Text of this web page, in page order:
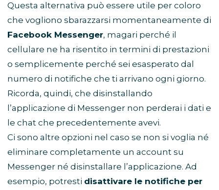
Questa alternativa può essere utile per coloro
che vogliono sbarazzarsi momentaneamente di
Facebook Messenger, magari perché il
cellulare ne ha risentito in termini di prestazioni
o semplicemente perché sei esasperato dal
numero di notifiche che ti arrivano ogni giorno.
Ricorda, quindi, che disinstallando
l’applicazione di Messenger non perderai i dati e
le chat che precedentemente avevi.
Ci sono altre opzioni nel caso se non si voglia né
eliminare completamente un account su
Messenger né disinstallare l’applicazione. Ad
esempio, potresti disattivare le notifiche per